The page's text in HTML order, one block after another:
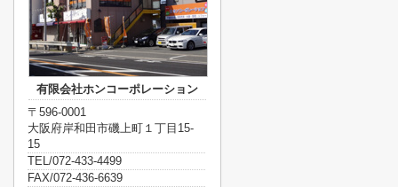
有限会社ホンコーポレーション
〒596-0001
大阪府岸和田市磯上町１丁目15-
15
TEL/072-433-4499
FAX/072-436-6639